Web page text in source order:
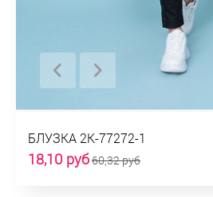
БЛУЗКА 2К-77272-1
18,10 руб60,32 руб